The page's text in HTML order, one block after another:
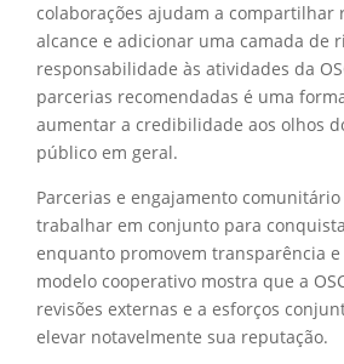
colaborações ajudam a compartilhar
alcance e adicionar uma camada de
responsabilidade às atividades da
parcerias recomendadas é uma
aumentar a credibilidade aos olhos
público em geral.
Parcerias e engajamento
trabalhar em conjunto para
enquanto promovem transparência e
modelo cooperativo mostra que a
revisões externas e a esforços
elevar notavelmente sua reputação.